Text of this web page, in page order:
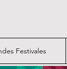
Festivales